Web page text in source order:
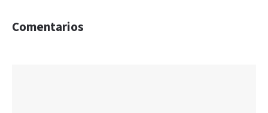
Comentarios